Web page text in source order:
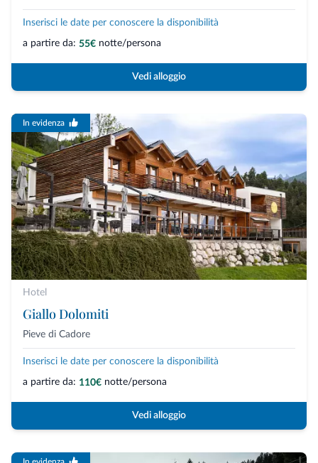
Inserisci le date per conoscere la disponibilità
a partire da: 55€ notte/persona
Vedi alloggio
In evidenza
Hotel
Giallo Dolomiti
Pieve di Cadore
Inserisci le date per conoscere la disponibilità
a partire da: 110€ notte/persona
Vedi alloggio